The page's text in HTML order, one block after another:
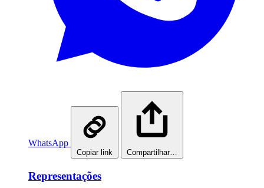
WhatsApp
Copiar link Compartilhar…
Representações